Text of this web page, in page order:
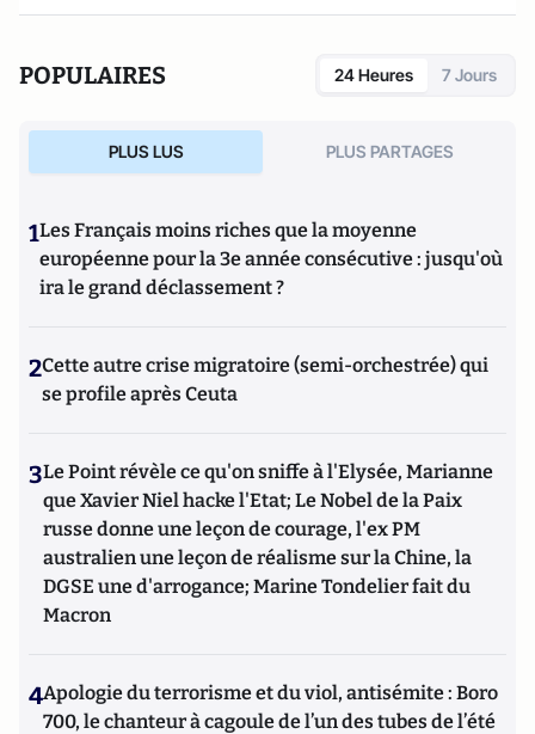
POPULAIRES 24 Heures 7 Jours
PLUS LUS PLUS PARTAGES
1Les Français moins riches que la moyenne
européenne pour la 3e année consécutive : jusqu'où
ira le grand déclassement ?
2Cette autre crise migratoire (semi-orchestrée) qui
se profile après Ceuta
3Le Point révèle ce qu'on sniffe à l'Elysée, Marianne
que Xavier Niel hacke l'Etat; Le Nobel de la Paix
russe donne une leçon de courage, l'ex PM
australien une leçon de réalisme sur la Chine, la
DGSE une d'arrogance; Marine Tondelier fait du
Macron
4Apologie du terrorisme et du viol, antisémite : Boro
700, le chanteur à cagoule de l’un des tubes de l’été